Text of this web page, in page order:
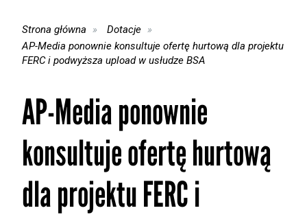
Strona główna
Dotacje
AP-Media ponownie konsultuje ofertę hurtową dla projektu
FERC i podwyższa upload w usłudze BSA
AP-Media ponownie
konsultuje ofertę hurtową
dla projektu FERC i